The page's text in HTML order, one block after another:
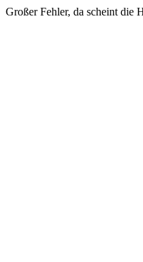
Großer Fehler, da scheint die